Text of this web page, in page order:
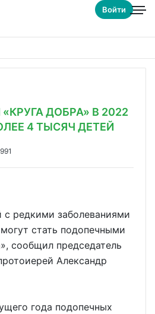
Войти
ДОБРА» В 2022
4 ТЫСЯЧ ДЕТЕЙ
с редкими заболеваниями
стать подопечными
сообщил председатель
Александр
года подопечных